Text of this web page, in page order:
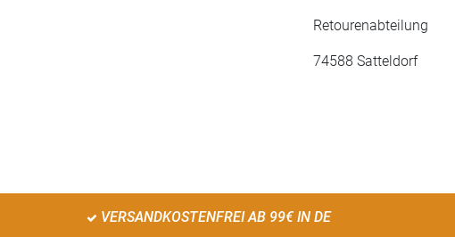
Retourenabteilung
74588 Satteldorf
VERSANDKOSTENFREI AB 99€ IN DE